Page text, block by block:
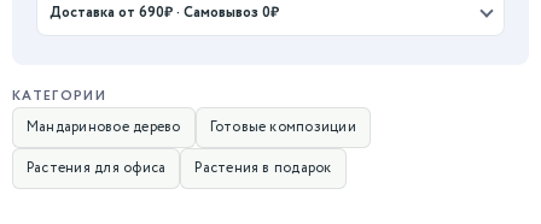
Доставка от 690₽ · Самовывоз 0₽
КАТЕГОРИИ
Мандариновое дерево
Готовые композиции
Растения для офиса
Растения в подарок